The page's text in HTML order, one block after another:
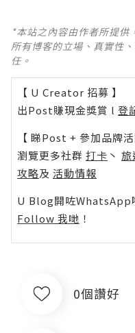
*本站之內容由作者所提供
所有博客的立場、真實性
任。
【 U Creator 招募 】
出Post賺現金獎賞 l 登
【 睇Post + 參加品牌活
瀏覽更多社群 打卡 丶 旅
攻略及 活動情報
U Blog開咗WhatsApp
Follow 我哋 ！
0個讚好